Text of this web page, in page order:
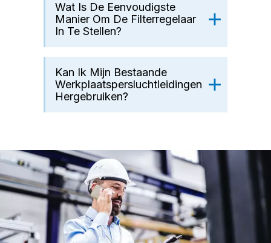
Wat Is De Eenvoudigste
Manier Om De Filterregelaar
In Te Stellen?
Kan Ik Mijn Bestaande
Werkplaatspersluchtleidingen
Hergebruiken?